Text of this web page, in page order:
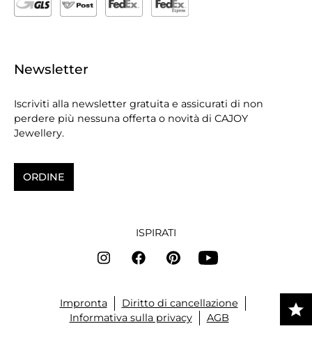
Newsletter
Iscriviti alla newsletter gratuita e assicurati di non
perdere più nessuna offerta o novità di CAJOY
Jewellery.
ORDINE
ISPIRATI
Impronta
Diritto di cancellazione
Informativa sulla privacy
AGB